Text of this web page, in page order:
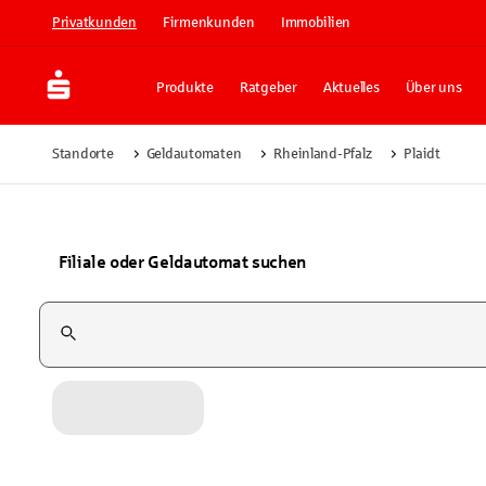
Privatkunden Firmenkunden Immobilien
Produkte Ratgeber Aktuelles Über uns
Standorte Geldautomaten Rheinland-Pfalz Plaidt
Filiale oder Geldautomat suchen
Suchfeld